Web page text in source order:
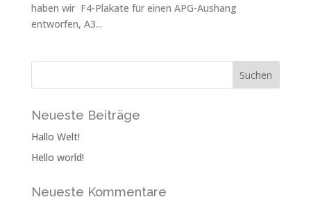
haben wir F4-Plakate für einen APG-Aushang
entworfen, A3...
Neueste Beiträge
Hallo Welt!
Hello world!
Neueste Kommentare